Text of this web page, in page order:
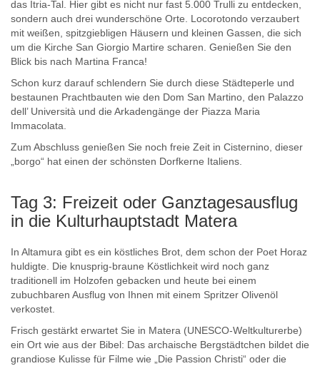
das Itria-Tal. Hier gibt es nicht nur fast 5.000 Trulli zu entdecken,
sondern auch drei wunderschöne Orte. Locorotondo verzaubert
mit weißen, spitzgiebligen Häusern und kleinen Gassen, die sich
um die Kirche San Giorgio Martire scharen. Genießen Sie den
Blick bis nach Martina Franca!
Schon kurz darauf schlendern Sie durch diese Städteperle und
bestaunen Prachtbauten wie den Dom San Martino, den Palazzo
dell’ Università und die Arkadengänge der Piazza Maria
Immacolata.
Zum Abschluss genießen Sie noch freie Zeit in Cisternino, dieser
„borgo“ hat einen der schönsten Dorfkerne Italiens.
Tag 3: Freizeit oder Ganztagesausflug
in die Kulturhauptstadt Matera
In Altamura gibt es ein köstliches Brot, dem schon der Poet Horaz
huldigte. Die knusprig-braune Köstlichkeit wird noch ganz
traditionell im Holzofen gebacken und heute bei einem
zubuchbaren Ausflug von Ihnen mit einem Spritzer Olivenöl
verkostet.
Frisch gestärkt erwartet Sie in Matera (UNESCO-Weltkulturerbe)
ein Ort wie aus der Bibel: Das archaische Bergstädtchen bildet die
grandiose Kulisse für Filme wie „Die Passion Christi“ oder die